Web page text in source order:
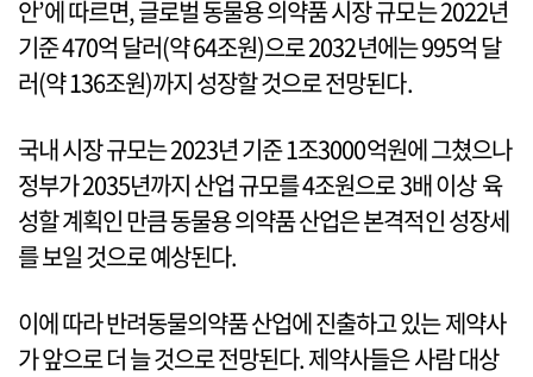
안’에 따르면, 글로벌 동물용 의약품 시장 규모는 2022년
기준 470억 달러(약 64조원)으로 2032년에는 995억 달
러(약 136조원)까지 성장할 것으로 전망된다.
국내 시장 규모는 2023년 기준 1조3000억원에 그쳤으나
정부가 2035년까지 산업 규모를 4조원으로 3배 이상 육
성할 계획인 만큼 동물용 의약품 산업은 본격적인 성장세
를 보일 것으로 예상된다.
이에 따라 반려동물의약품 산업에 진출하고 있는 제약사
가 앞으로 더 늘 것으로 전망된다. 제약사들은 사람 대상